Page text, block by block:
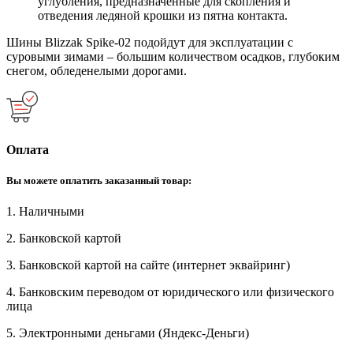
отведения ледяной крошки из пятна контакта.
Шины Blizzak Spike-02 подойдут для эксплуатации с
суровыми зимами – большим количеством осадков, глубоким
снегом, обледенелыми дорогами.
Оплата
Вы можете оплатить заказанный товар:
1. Наличными
2. Банковской картой
3. Банковской картой на сайте (интернет эквайринг)
4. Банковским переводом от юридического или физического
лица
5. Электронными деньгами (Яндекс-Деньги)